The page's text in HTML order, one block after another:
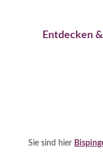
Entdecken
Sie sind hier